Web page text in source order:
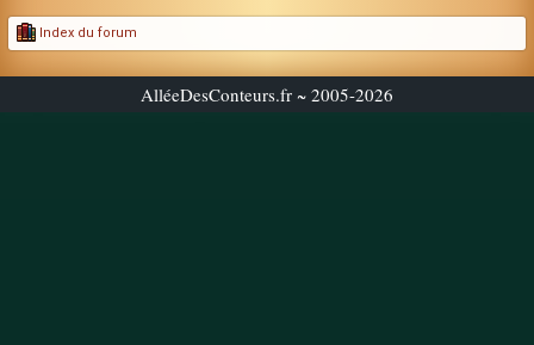
Index du forum
AlléeDesConteurs.fr ~ 2005-2026